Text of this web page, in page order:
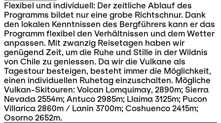
Flexibel und individuell: Der zeitliche Ablauf des
Programms bildet nur eine grobe Richtschnur. Dank
den lokalen Kenntnissen des Bergführers kann er das
Programm flexibel den Verhältnissen und dem Wetter
anpassen. Mit zwanzig Reisetagen haben wir
genügend Zeit, um die Ruhe und Stille in der Wildnis
von Chile zu geniessen. Da wir die Vulkane als
Tagestour besteigen, besteht immer die Möglichkeit,
einen individuellen Ruhetag einzuschalten. Mögliche
Vulkan-Skitouren: Volcan Lomquimay, 2890m; Sierra
Nevada 2554m; Antuco 2985m; Llaima 3125m; Pucon
Villarica 2860m / Lanin 3700m; Coshuenco 2415m;
Osorno 2652m.